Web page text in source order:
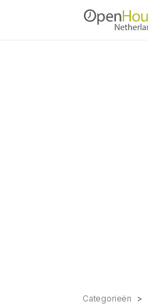
Categorieën